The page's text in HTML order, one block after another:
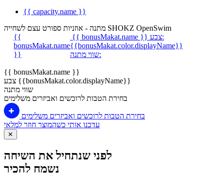
{{ capacity.name }}
מתנה - אוזניות ספורט עצם לשחייה SHOKZ OpenSwim
{{
bonusMakat.name
}}
{{ bonusMakat.name }}
צבע:
{{bonusMakat.color.displayName}}
שווי מתנה:
{{ bonusMakat.name }}
צבע {{bonusMakat.color.displayName}}
שווי מתנה
בחירת הטבות לרוכשים ואביזרים משלימים
בחירת הטבות לרוכשים ואביזרים משלימים
עדכנו אותי כשהמוצר חוזר למלאי
✕
לפני שנתחיל את השיחה
נשמח להכיר